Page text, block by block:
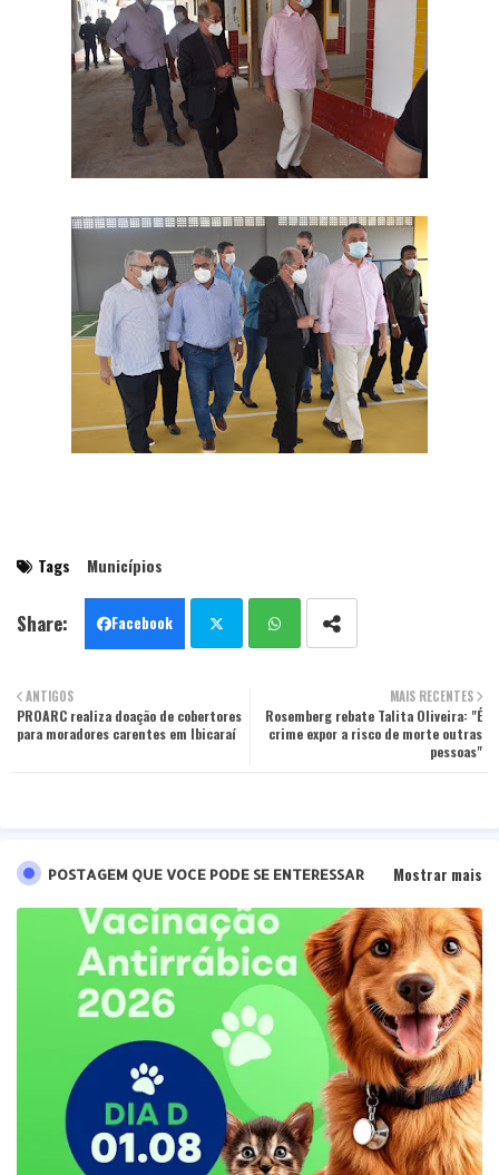
Tags Municípios
Facebook
ter tsa
MAIS RECENTES
Rosemberg rebate Talita Oliveira: "É
crime expor a risco de morte outras
pessoas"
ANTIGOS
PROARC realiza doação de cobertores
para moradores carentes em Ibicaraí
POSTAGEM QUE VOCE PODE SE ENTERESSAR Mostrar mais